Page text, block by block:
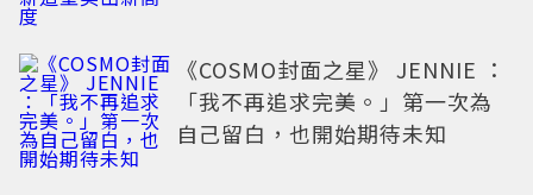
《COSMO封面之星》 JENNIE ：
「我不再追求完美。」第一次為
自己留白，也開始期待未知